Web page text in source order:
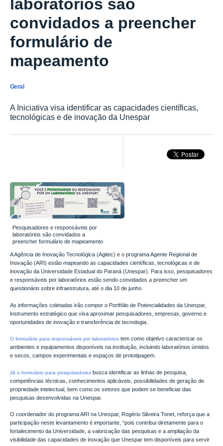
laboratórios são
convidados a preencher
formulário de
mapeamento
Geral
A Iniciativa visa identificar as capacidades científicas,
tecnológicas e de inovação da Unespar
Pesquisadores e responsáveis por
laboratórios são convidados a
preencher formulário de mapeamento
A Agência de Inovação Tecnológica (Agitec) e o programa Agente Regional de
Inovação (ARI) estão mapeando as capacidades científicas, tecnológicas e de
inovação da Universidade Estadual do Paraná (Unespar). Para isso, pesquisadores
e responsáveis por laboratórios estão sendo convidados a preencher um
questionário sobre infraestrutura, até o dia 10 de junho.
As informações coletadas irão compor o Portfólio de Potencialidades da Unespar,
instrumento estratégico que visa aproximar pesquisadores, empresas, governo e
oportunidades de inovação e transferência de tecnologia.
O formulário para responsáveis por laboratórios tem como objetivo caracterizar os
ambientes e equipamentos disponíveis na instituição, incluindo laboratórios úmidos
e secos, campos experimentais e espaços de prototipagem.
Já o formulário para pesquisadores busca identificar as linhas de pesquisa,
competências técnicas, conhecimentos aplicáveis, possibilidades de geração de
propriedade intelectual, bem como os setores que podem se beneficiar das
pesquisas desenvolvidas na Unespar.
O coordenador do programa ARI na Unespar, Rogério Silveira Tonet, reforça que a
participação neste levantamento é importante, “pois contribui diretamente para o
fortalecimento da Universidade, a valorização das pesquisas e a ampliação da
visibilidade das capacidades de inovação que Unespar tem disponíveis para servir